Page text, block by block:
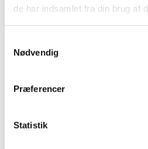
de har indsamlet fra din brug af
Nødvendig
Præferencer
Statistik
Forrige
Alle (2506)
2026 (84)
2024 (224)